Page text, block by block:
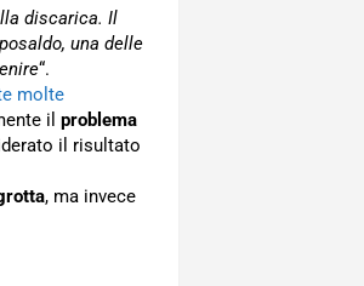
discarica. Il
una delle
“.
molte
il problema
il risultato
, ma invece